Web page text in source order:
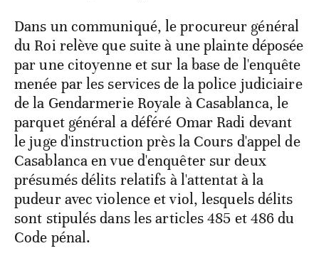
Dans un communiqué, le procureur général
du Roi relève que suite à une plainte déposée
par une citoyenne et sur la base de l'enquête
menée par les services de la police judiciaire
de la Gendarmerie Royale à Casablanca, le
parquet général a déféré Omar Radi devant
le juge d'instruction près la Cours d'appel de
Casablanca en vue d'enquêter sur deux
présumés délits relatifs à l'attentat à la
pudeur avec violence et viol, lesquels délits
sont stipulés dans les articles 485 et 486 du
Code pénal.